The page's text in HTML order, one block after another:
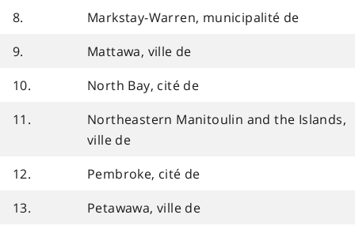
8.
Markstay-Warren, municipalité de
9.
Mattawa, ville de
10.
North Bay, cité de
11.
Northeastern Manitoulin and the Islands,
ville de
12.
Pembroke, cité de
13.
Petawawa, ville de